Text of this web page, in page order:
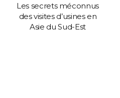
Les secrets méconnus
des visites d’usines en
Asie du Sud-Est